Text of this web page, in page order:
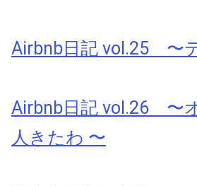
Airbnb日記 vol.25 〜
Airbnb日記 vol.26 〜
人きたわ 〜